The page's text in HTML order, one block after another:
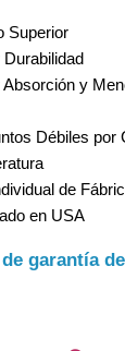
Superior
Absorción y
Débiles por
de
en USA
de garantía